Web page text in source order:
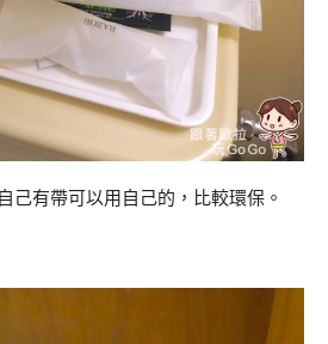
己有帶可以用自己的，比較環保。